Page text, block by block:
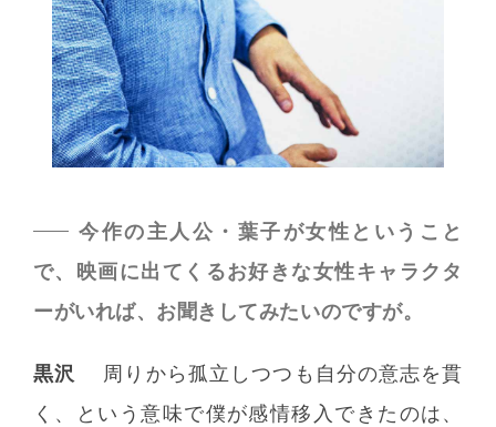
今作の主人公・葉子が女性ということ
で、映画に出てくるお好きな女性キャラクタ
ーがいれば、お聞きしてみたいのですが。
黒沢
周りから孤立しつつも自分の意志を貫
く、という意味で僕が感情移入できたのは、